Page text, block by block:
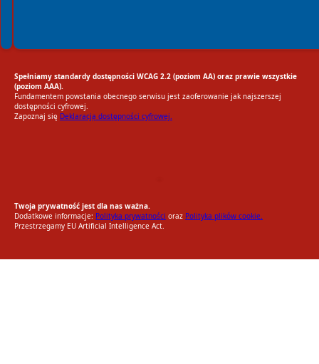
Spełniamy standardy dostępności WCAG 2.2 (poziom AA) oraz prawie wszystkie
(poziom AAA).
Fundamentem powstania obecnego serwisu jest zaoferowanie jak najszerszej
dostępności cyfrowej.
Zapoznaj się Deklaracją dostępności cyfrowej.
Twoja prywatność jest dla nas ważna.
Dodatkowe informacje: Polityka prywatności oraz Polityka plików cookie.
Przestrzegamy EU Artificial Intelligence Act.